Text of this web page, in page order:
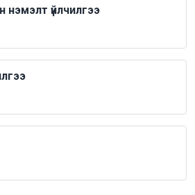
нэмэлт үйлчилгээ